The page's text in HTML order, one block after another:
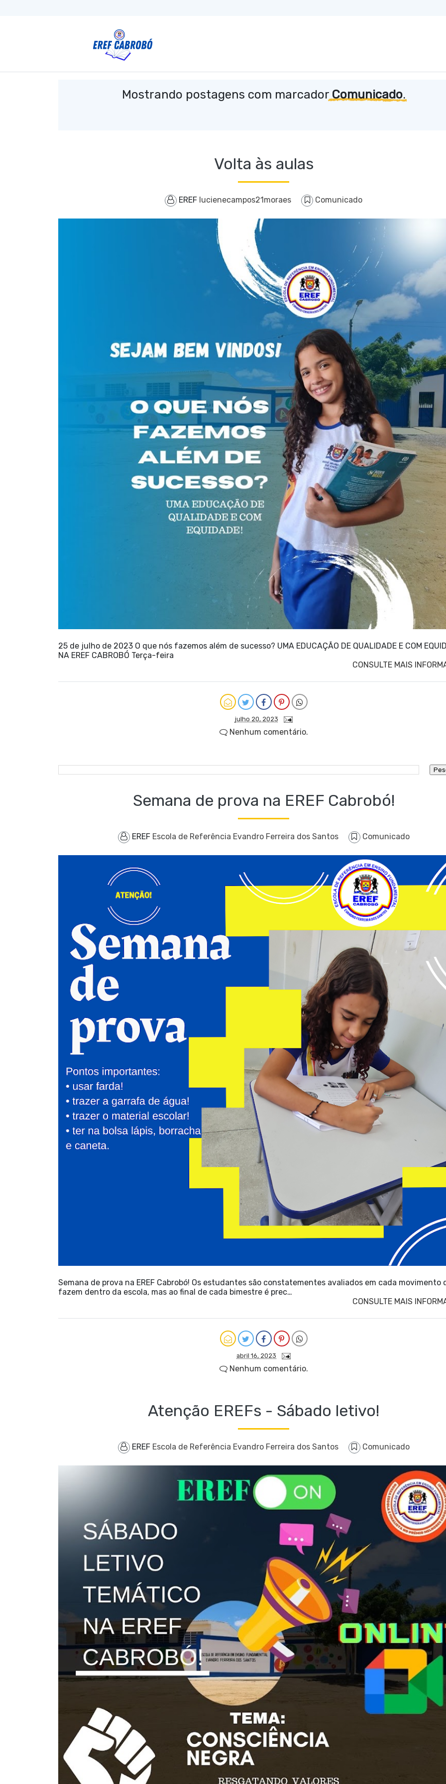
Mostrando postagens com marcadorComunicado.
Volta às aulas
EREF lucienecampos21moraes Comunicado
25 de julho de 2023 O que nós fazemos além de sucesso? UMA EDUCAÇÃO DE QUALIDADE E COM
NA EREF CABROBÓ Terça-feira
CONSULTE MAIS
julho 20, 2023
Nenhum comentário.
Semana de prova na EREF Cabrobó!
EREF Escola de Referência Evandro Ferreira dos Santos Comunicado
Semana de prova na EREF Cabrobó! Os estudantes são constatementes avaliados em cada movimento
fazem dentro da escola, mas ao final de cada bimestre é prec…
CONSULTE MAIS
abril 16, 2023
Nenhum comentário.
Atenção EREFs - Sábado letivo!
EREF Escola de Referência Evandro Ferreira dos Santos Comunicado